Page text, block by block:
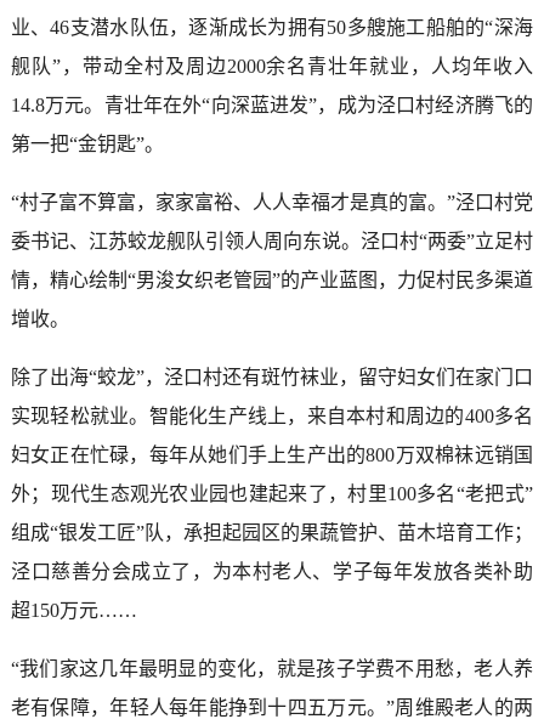
业、46支潜水队伍，逐渐成长为拥有50多艘施工船舶的“深海
舰队”，带动全村及周边2000余名青壮年就业，人均年收入
14.8万元。青壮年在外“向深蓝进发”，成为泾口村经济腾飞的
第一把“金钥匙”。
“村子富不算富，家家富裕、人人幸福才是真的富。”泾口村党
委书记、江苏蛟龙舰队引领人周向东说。泾口村“两委”立足村
情，精心绘制“男浚女织老管园”的产业蓝图，力促村民多渠道
增收。
除了出海“蛟龙”，泾口村还有斑竹袜业，留守妇女们在家门口
实现轻松就业。智能化生产线上，来自本村和周边的400多名
妇女正在忙碌，每年从她们手上生产出的800万双棉袜远销国
外；现代生态观光农业园也建起来了，村里100多名“老把式”
组成“银发工匠”队，承担起园区的果蔬管护、苗木培育工作；
泾口慈善分会成立了，为本村老人、学子每年发放各类补助
超150万元……
“我们家这几年最明显的变化，就是孩子学费不用愁，老人养
老有保障，年轻人每年能挣到十四五万元。”周维殿老人的两